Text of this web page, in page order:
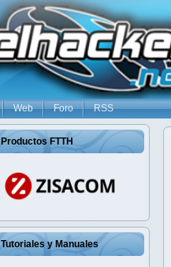
Web Foro RSS
Productos FTTH
Tutoriales y Manuales